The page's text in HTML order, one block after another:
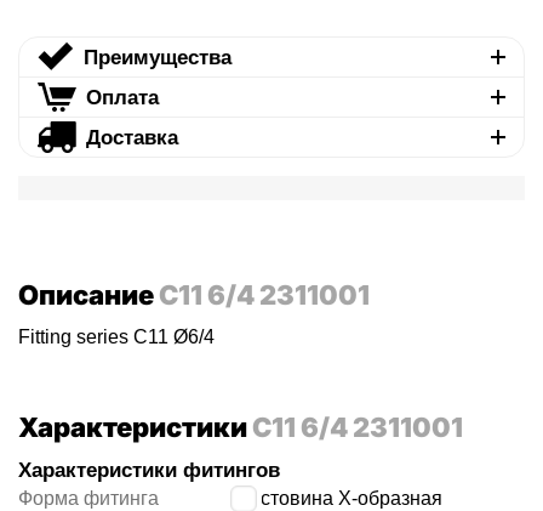
Преимущества
Оплата
Доставка
ОписаниеC11 6/4 2311001
Fitting series C11 Ø6/4
ХарактеристикиC11 6/4 2311001
Характеристики фитингов
Форма фитинга крестовина X-образная